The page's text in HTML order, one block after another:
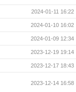
2024-01-11 16:22
2024-01-10 16:02
2024-01-09 12:34
2023-12-19 19:14
2023-12-17 18:43
2023-12-14 16:58